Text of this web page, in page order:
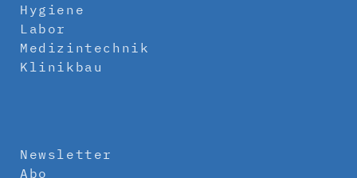
Hygiene
Labor
Medizintechnik
Klinikbau
Newsletter
Abo